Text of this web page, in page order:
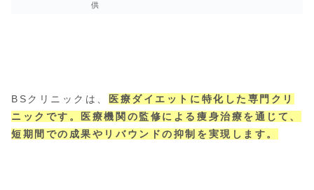
供
BSクリニックは、
医療ダイエットに特化した専門クリ
ニックです。医療機関の監修による痩身治療を通じて、
短期間での成果やリバウンドの抑制を実現します。